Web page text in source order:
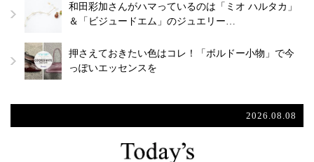
和田彩加さんがハマっているのは「ミオ ハルタカ」
＆「ビジュードエム」のジュエリー…
押さえておきたい色はコレ！「ボルドー小物」で今
っぽいエッセンスを
2026.08.08